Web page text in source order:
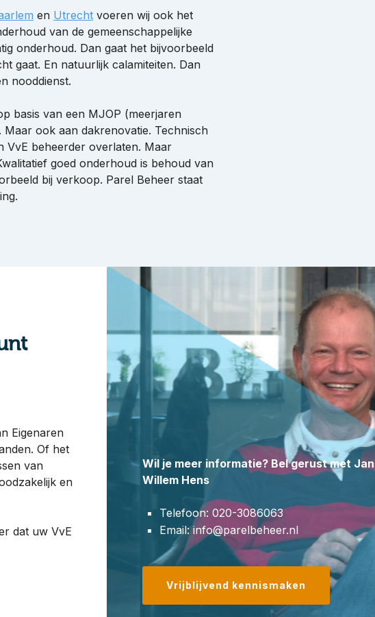
en Utrecht voeren wij ook het
van de gemeenschappelijke
onderhoud. Dan gaat het bijvoorbeeld
gaat. En natuurlijk calamiteiten. Dan
nooddienst.
basis van een MJOP (meerjaren
ook aan dakrenovatie. Technisch
VvE beheerder overlaten. Maar
goed onderhoud is behoud van
bij verkoop. Parel Beheer staat
Eigenaren
Of het
van
en
dat uw VvE
Wil je meer informatie? Bel gerust met Jan
Willem Hens
Telefoon: 020-3086063
Email: info@parelbeheer.nl
Vrijblijvend kennismaken